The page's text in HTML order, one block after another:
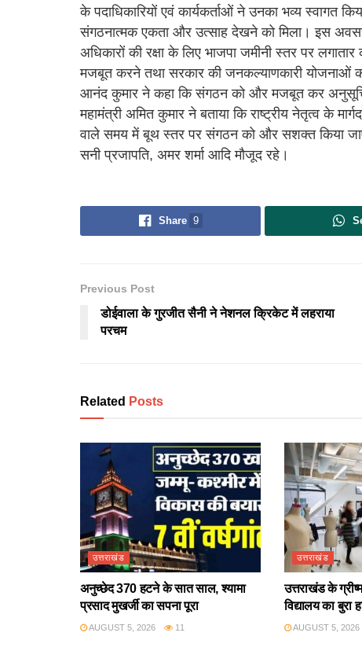
के पदाधिकारियों एवं कार्यकर्ताओं ने उनका भव्य स्वागत
संगठनात्मक एकता और उत्साह देखने को मिला। इस
अधिकारों की रक्षा के लिए भाजपा जमीनी स्तर पर
मजबूत करने तथा सरकार की जनकल्याणकारी योजनाओं
आनंद कुमार ने कहा कि संगठन को और मजबूत कर
महामंत्री अमित कुमार ने बताया कि राष्ट्रीय नेतृत्व के
वाले समय में बूथ स्तर पर संगठन को और सशक्त किया
सनी प्रजापति, अमर शर्मा आदि मौजूद रहे।
Share 9
Previous Post
डोईवाला के गुरजीत सैनी ने नेशनल क्रिकेट में लहराया
परचम
Related Posts
उत्तराखंड
अनुच्छेद 370 हटने के सात साल, श्यामा
प्रसाद मुखर्जी का सपना पूरा
AUGUST 5, 2026 11
उत्तराखंड
उत्तराखंड के
विद्यालय का बुरा
AUGUST 5, 2026